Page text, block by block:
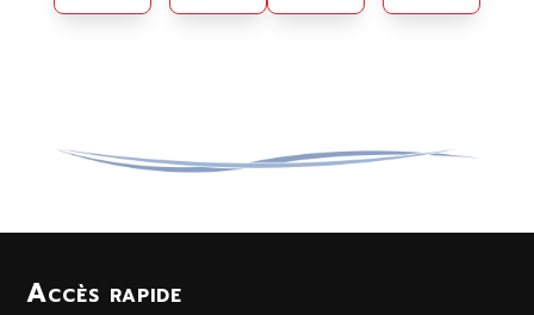
Accès rapide